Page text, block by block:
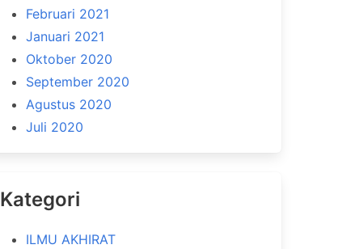
Februari 2021
Januari 2021
Oktober 2020
September 2020
Agustus 2020
Juli 2020
Kategori
ILMU AKHIRAT